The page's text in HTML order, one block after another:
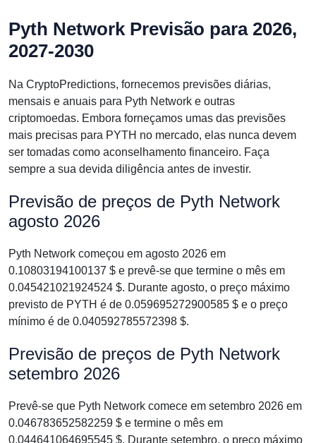
Pyth Network Previsão para 2026,
2027-2030
Na CryptoPredictions, fornecemos previsões diárias,
mensais e anuais para Pyth Network e outras
criptomoedas. Embora forneçamos umas das previsões
mais precisas para PYTH no mercado, elas nunca devem
ser tomadas como aconselhamento financeiro. Faça
sempre a sua devida diligência antes de investir.
Previsão de preços de Pyth Network
agosto 2026
Pyth Network começou em agosto 2026 em
0.10803194100137 $ e prevê-se que termine o mês em
0.045421021924524 $. Durante agosto, o preço máximo
previsto de PYTH é de 0.059695272900585 $ e o preço
mínimo é de 0.040592785572398 $.
Previsão de preços de Pyth Network
setembro 2026
Prevê-se que Pyth Network comece em setembro 2026 em
0.046783652582259 $ e termine o mês em
0.044641064695545 $. Durante setembro, o preço máximo